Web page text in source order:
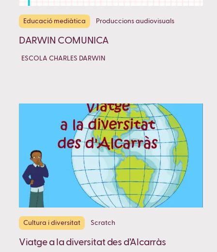
Educació mediàtica Produccions audiovisuals
DARWIN COMUNICA
ESCOLA CHARLES DARWIN
Cultura i diversitat Scratch
Viatge a la diversitat des d’Alcarràs